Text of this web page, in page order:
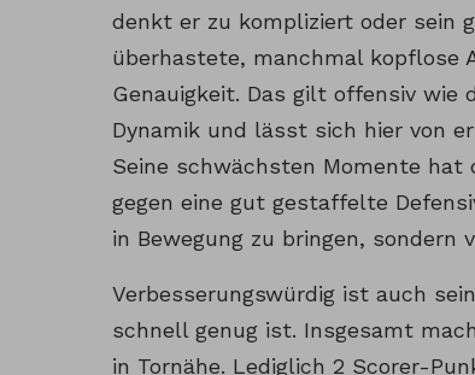
denkt er zu kompliziert oder sein
überhastete, manchmal kopflose
Genauigkeit. Das gilt offensiv wie
Dynamik und lässt sich hier von
Seine schwächsten Momente hat
gegen eine gut gestaffelte
in Bewegung zu bringen, sondern
Verbesserungswürdig ist auch
schnell genug ist. Insgesamt
in Tornähe. Lediglich 2 Scorer-